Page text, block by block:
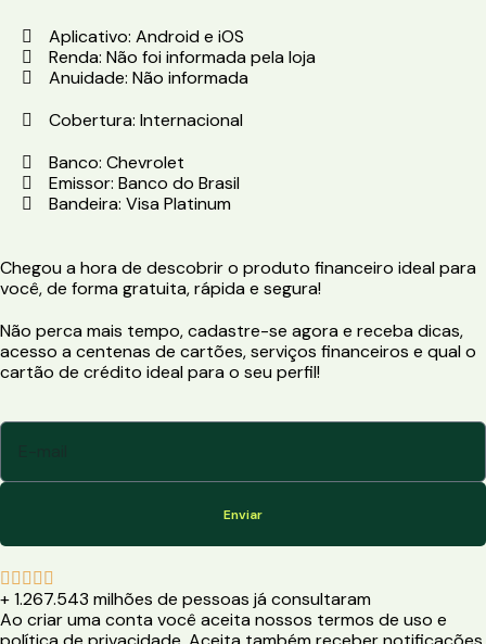
Aplicativo: Android e iOS
Renda: Não foi informada pela loja
Anuidade: Não informada
Cobertura: Internacional
Banco: Chevrolet
Emissor: Banco do Brasil
Bandeira: Visa Platinum
Chegou a hora de descobrir o produto financeiro ideal para
você, de forma gratuita, rápida e segura!
Não perca mais tempo, cadastre-se agora e receba dicas,
acesso a centenas de cartões, serviços financeiros e qual o
cartão de crédito ideal para o seu perfil!
Enviar
    
+ 1.267.543 milhões de pessoas já consultaram
Ao criar uma conta você aceita nossos termos de uso e